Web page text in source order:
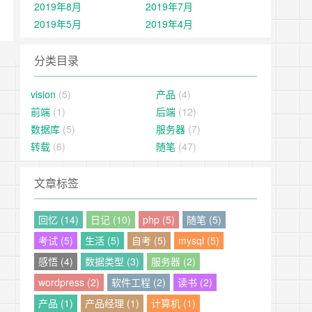
2019年8月
2019年7月
2019年5月
2019年4月
分类目录
vision (5) 产品 (4)
前端 (1) 后端 (12)
数据库 (5) 服务器 (7)
转载 (6) 随笔 (47)
文章标签
回忆 (14) 日记 (10) php (5)
随笔 (5)
考试 (5)
生活 (5) 自考 (5)
mysql (5)
感悟 (4)
数据类型 (3)
服务器 (2)
wordpress (2)
软件工程 (2)
读书 (2)
产品 (1)
产品经理 (1) 计算机 (1)